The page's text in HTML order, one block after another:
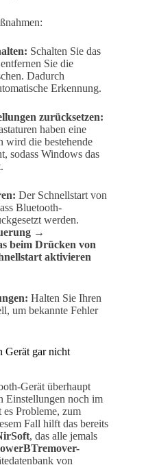
Schalten Sie das
Sie die
Dadurch
Erkennung.
zurücksetzen:
haben eine
wird die bestehende
sodass Windows das
Der Schnellstart von
Bluetooth-
werden.
→
beim Drücken von
aktivieren
Halten Sie Ihren
um bekannte Fehler
Gerät gar nicht
Gerät überhaupt
Einstellungen noch im
Probleme, zum
Fall hilft das bereits
, das alle jemals
von